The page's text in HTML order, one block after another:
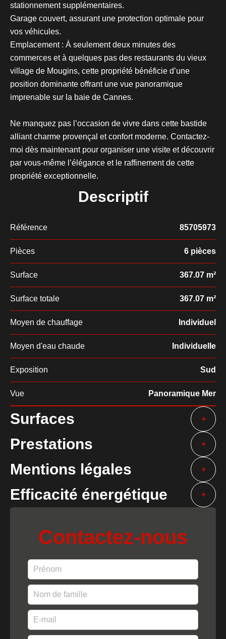
stationnement supplémentaires.
Garage couvert, assurant une protection optimale pour
vos véhicules.
Emplacement : À seulement deux minutes des
commerces et à quelques pas des restaurants du vieux
village de Mougins, cette propriété bénéficie d’une
position dominante offrant une vue panoramique
imprenable sur la baie de Cannes.
Ne manquez pas l’occasion de vivre dans cette bastide
alliant charme provençal et confort moderne. Contactez-
moi dès maintenant pour organiser une visite et découvrir
par vous-même l’élégance et le raffinement de cette
propriété exceptionnelle.
Descriptif
Référence 85705973
Pièces 6 pièces
Surface 367.07 m²
Surface totale 367.07 m²
Moyen de chauffage Individuel
Moyen d'eau chaude Individuelle
Exposition Sud
Vue Panoramique Mer
Surfaces +
Prestations +
Mentions légales +
Efficacité énergétique +
Contactez-nous